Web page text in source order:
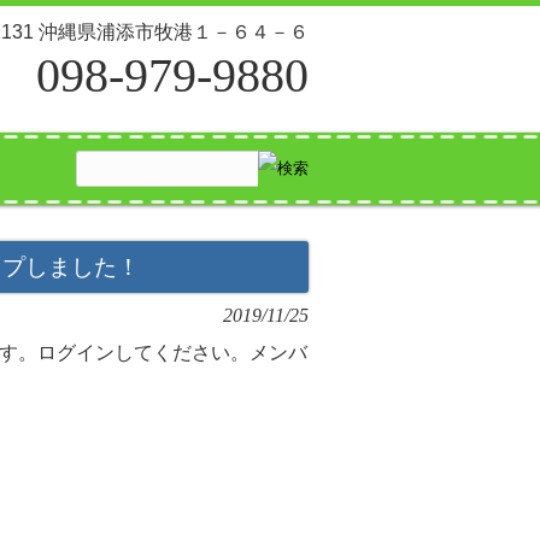
沖縄県浦添市牧港１－６４－６
098-979-9880
しました！
2019/11/25
。ログインしてください。メンバ